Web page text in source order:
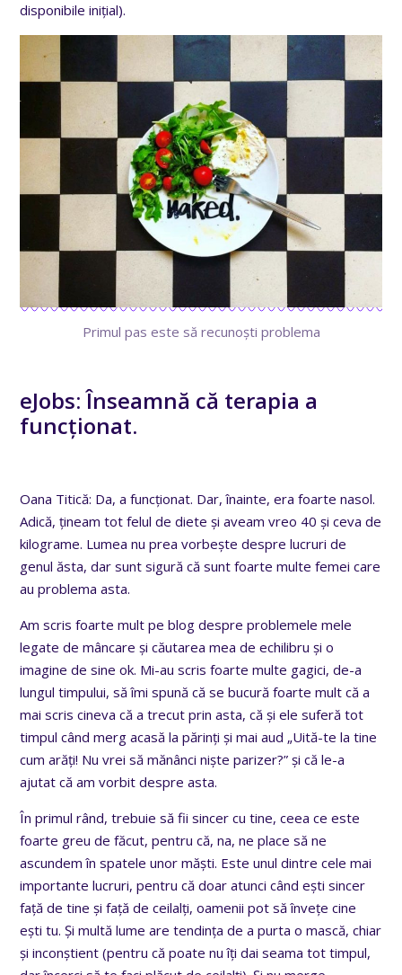
disponibile inițial).
Primul pas este să recunoști problema
eJobs: Înseamnă că terapia a
funcționat.
Oana Titică: Da, a funcționat. Dar, înainte, era foarte nasol.
Adică, țineam tot felul de diete și aveam vreo 40 și ceva de
kilograme. Lumea nu prea vorbește despre lucruri de
genul ăsta, dar sunt sigură că sunt foarte multe femei care
au problema asta.
Am scris foarte mult pe blog despre problemele mele
legate de mâncare și căutarea mea de echilibru și o
imagine de sine ok. Mi-au scris foarte multe gagici, de-a
lungul timpului, să îmi spună că se bucură foarte mult că a
mai scris cineva că a trecut prin asta, că și ele suferă tot
timpul când merg acasă la părinți și mai aud „Uită-te la tine
cum arăți! Nu vrei să mănânci niște parizer?” și că le-a
ajutat că am vorbit despre asta.
În primul rând, trebuie să fii sincer cu tine, ceea ce este
foarte greu de făcut, pentru că, na, ne place să ne
ascundem în spatele unor măști. Este unul dintre cele mai
importante lucruri, pentru că doar atunci când ești sincer
față de tine și față de ceilalți, oamenii pot să învețe cine
ești tu. Și multă lume are tendința de a purta o mască, chiar
și inconștient (pentru că poate nu îți dai seama tot timpul,